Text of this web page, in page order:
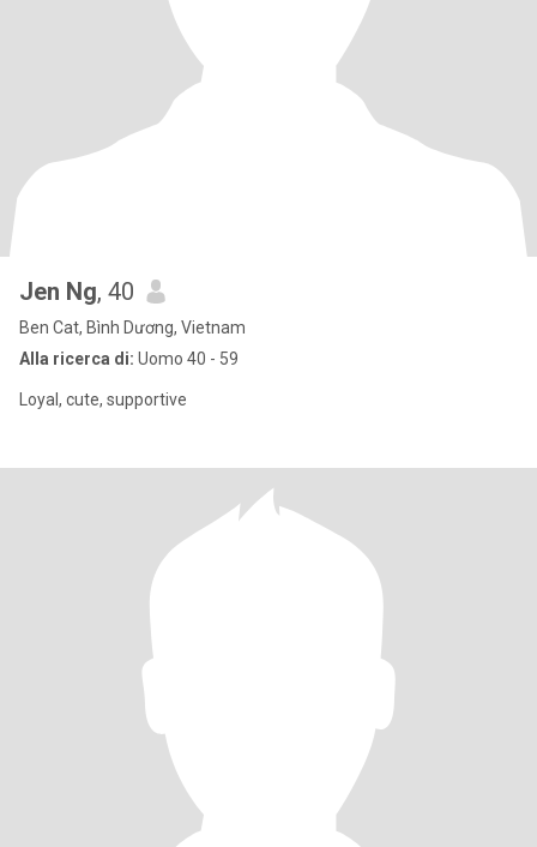
Jen Ng, 40
Ben Cat, Bình Dương, Vietnam
Alla ricerca di: Uomo 40 - 59
Loyal, cute, supportive